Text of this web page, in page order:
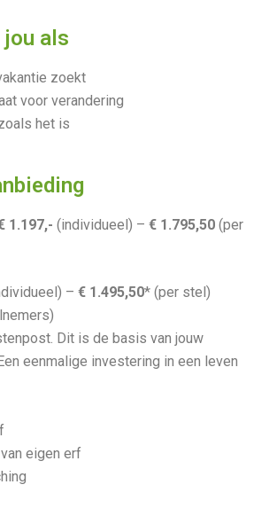
als
zoekt
voor verandering
het is
1.197,- (individueel) – € 1.795,50 (per
– € 1.495,50* (per stel)
Dit is de basis van jouw
eenmalige investering in een leven
eigen erf